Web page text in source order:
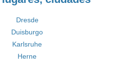
Dresde
Duisburgo
Karlsruhe
Herne